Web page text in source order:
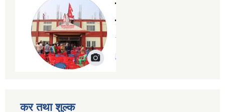
कर तथा शुल्क